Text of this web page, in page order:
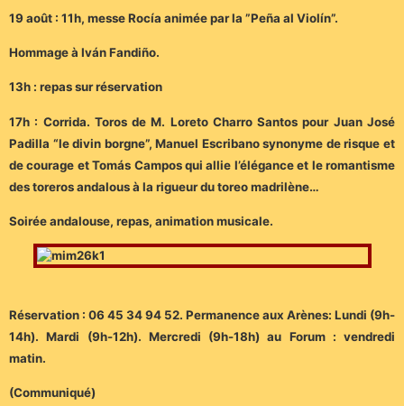
19 août : 11h, messe Rocía animée par la ”Peña al Violín”.
Hommage à Iván Fandiño.
13h : repas sur réservation
17h : Corrida. Toros de M. Loreto Charro Santos pour Juan José
Padilla “le divin borgne”, Manuel Escribano synonyme de risque et
de courage et Tomás Campos qui allie l’élégance et le romantisme
des toreros andalous à la rigueur du toreo madrilène…
Soirée andalouse, repas, animation musicale.
Réservation : 06 45 34 94 52. Permanence aux Arènes: Lundi (9h-
14h). Mardi (9h-12h). Mercredi (9h-18h) au Forum : vendredi
matin.
(Communiqué)